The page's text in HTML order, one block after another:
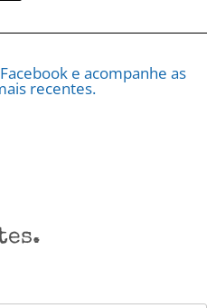
e acompanhe as
recentes.